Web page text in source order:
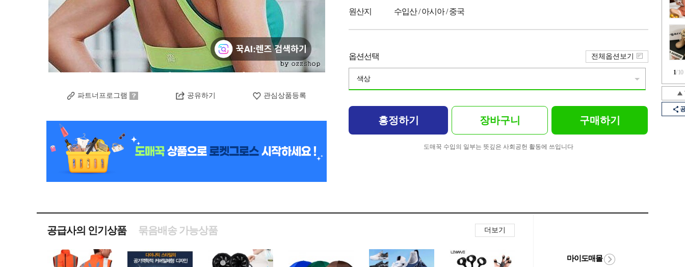
1/10
파트너프로그램 공유하기 관심상품등록
원산지 수입산 / 아시아 / 중국
옵션선택
색상
전체옵션보기
흥정하기 장바구니 구매하기
도매꾹 수입의 일부는 뜻깊은 사회공헌 활동에 쓰입니다
공급사의 인기상품 더보기
묶음배송 가능상품
마이도매몰